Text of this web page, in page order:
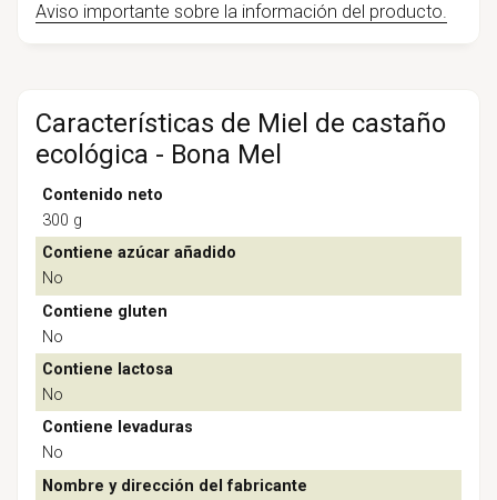
Aviso importante sobre la información del producto.
Características de Miel de castaño
ecológica - Bona Mel
Contenido neto
300 g
Contiene azúcar añadido
No
Contiene gluten
No
Contiene lactosa
No
Contiene levaduras
No
Nombre y dirección del fabricante